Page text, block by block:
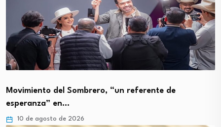
Movimiento del Sombrero, “un referente de
esperanza” en…
10 de agosto de 2026